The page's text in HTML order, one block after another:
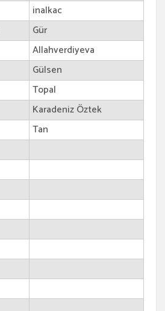
inalkac
Gür
Allahverdiyeva
Gülsen
Topal
Karadeniz Öztek
Tan